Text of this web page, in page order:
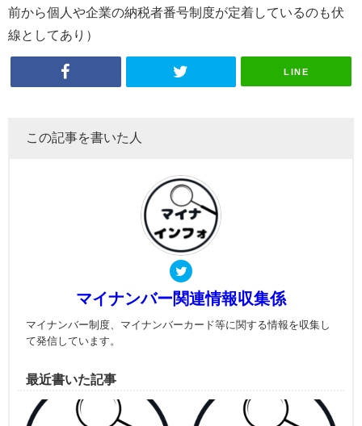
前から個人や企業の納税者番号制度が定着しているのも伏
線としてあり）
LINE
この記事を書いた人
マイナンバー関連情報収集係
マイナンバー制度、マイナンバーカード等に関する情報を収集し
て発信しています。
最近書いた記事